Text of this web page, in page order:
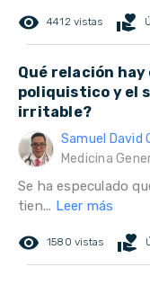
remove_red_eye 4412 vistas volunteer_activism
Qué relación
poliquistico y el
irritable?
Samuel David
Medicina
Se ha especulado
tien... Leer más
remove_red_eye 1580 vistas volunteer_activism